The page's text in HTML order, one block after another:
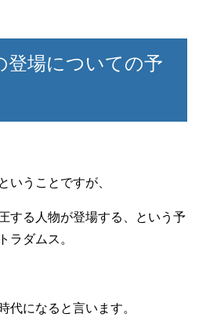
登場についての予
いうことですが、
する人物が登場する、という予
ラダムス。
代になると言います。